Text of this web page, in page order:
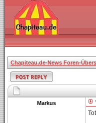
Chapiteau.de-News Foren-
Markus